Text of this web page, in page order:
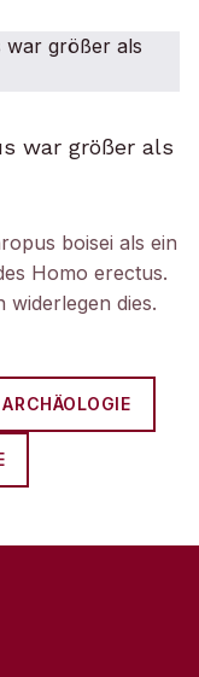
war größer als
boisei als ein
Homo erectus.
widerlegen dies.